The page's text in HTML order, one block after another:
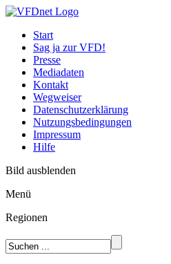
Start
Sag ja zur VFD!
Presse
Mediadaten
Kontakt
Wegweiser
Datenschutzerklärung
Nutzungsbedingungen
Impressum
Hilfe
Bild ausblenden
Menü
Regionen